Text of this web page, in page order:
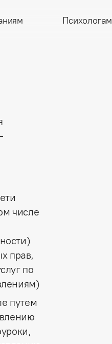
Психологам
числе
прав,
по
путем